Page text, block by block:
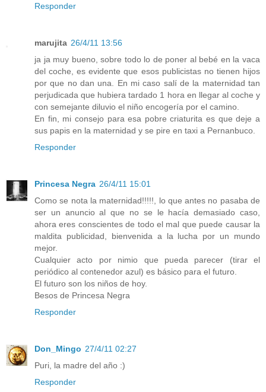
Responder
marujita 26/4/11 13:56
ja ja muy bueno, sobre todo lo de poner al bebé en la vaca
del coche, es evidente que esos publicistas no tienen hijos
por que no dan una. En mi caso salí de la maternidad tan
perjudicada que hubiera tardado 1 hora en llegar al coche y
con semejante diluvio el niño encogería por el camino.
En fin, mi consejo para esa pobre criaturita es que deje a
sus papis en la maternidad y se pire en taxi a Pernanbuco.
Responder
Princesa Negra 26/4/11 15:01
Como se nota la maternidad!!!!!, lo que antes no pasaba de
ser un anuncio al que no se le hacía demasiado caso,
ahora eres conscientes de todo el mal que puede causar la
maldita publicidad, bienvenida a la lucha por un mundo
mejor.
Cualquier acto por nimio que pueda parecer (tirar el
periódico al contenedor azul) es básico para el futuro.
El futuro son los niños de hoy.
Besos de Princesa Negra
Responder
Don_Mingo 27/4/11 02:27
Puri, la madre del año :)
Responder